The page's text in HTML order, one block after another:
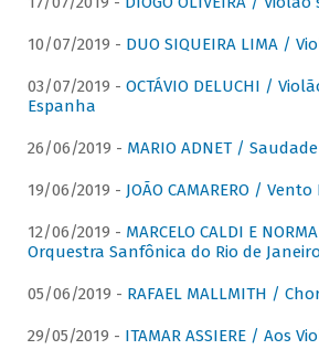
10/07/2019 - DUO SIQUEIRA LIMA /
03/07/2019 - OCTÁVIO DELUCHI /
Espanha
26/06/2019 - MARIO ADNET /
19/06/2019 - JOÃO CAMARERO /
12/06/2019 - MARCELO CALDI E
Orquestra Sanfônica do Rio de Janeiro
05/06/2019 - RAFAEL MALLMITH /
29/05/2019 - ITAMAR ASSIERE / Aos